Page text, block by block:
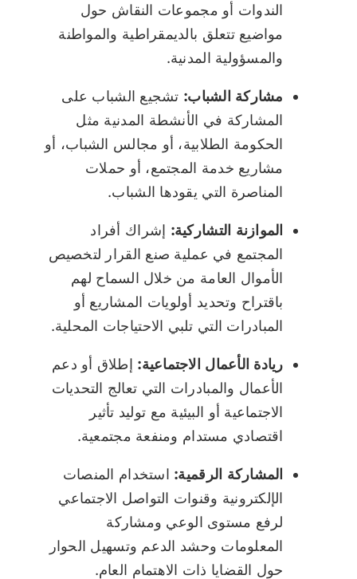
الندوات أو مجموعات النقاش حول
مواضيع تتعلق بالديمقراطية والمواطنة
والمسؤولية المدنية.
مشاركة الشباب: تشجيع الشباب على
المشاركة في الأنشطة المدنية مثل
الحكومة الطلابية، أو مجالس الشباب، أو
مشاريع خدمة المجتمع، أو حملات
المناصرة التي يقودها الشباب.
الموازنة التشاركية: إشراك أفراد
المجتمع في عملية صنع القرار لتخصيص
الأموال العامة من خلال السماح لهم
باقتراح وتحديد أولويات المشاريع أو
المبادرات التي تلبي الاحتياجات المحلية.
ريادة الأعمال الاجتماعية: إطلاق أو دعم
الأعمال والمبادرات التي تعالج التحديات
الاجتماعية أو البيئية مع توليد تأثير
اقتصادي مستدام ومنفعة مجتمعية.
المشاركة الرقمية: استخدام المنصات
الإلكترونية وقنوات التواصل الاجتماعي
لرفع مستوى الوعي ومشاركة
المعلومات وحشد الدعم وتسهيل الحوار
حول القضايا ذات الاهتمام العام.